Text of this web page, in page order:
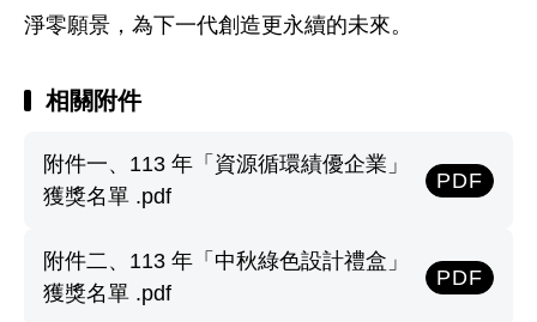
淨零願景，為下一代創造更永續的未來。
相關附件
附件一、113 年「資源循環績優企業」
獲獎名單 .pdf
PDF
附件二、113 年「中秋綠色設計禮盒」
獲獎名單 .pdf
PDF